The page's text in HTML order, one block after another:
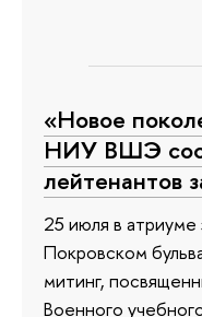
«Новое
НИУ ВШЭ
лейтенантов
25 июля в
Покровском
митинг,
Военного